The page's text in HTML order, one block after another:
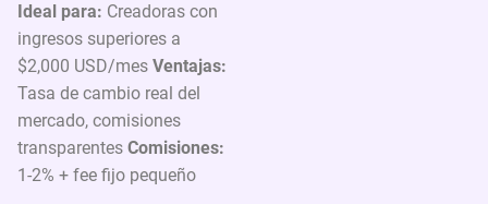
Ideal para: Creadoras con
ingresos superiores a
$2,000 USD/mes Ventajas:
Tasa de cambio real del
mercado, comisiones
transparentes Comisiones:
1-2% + fee fijo pequeño